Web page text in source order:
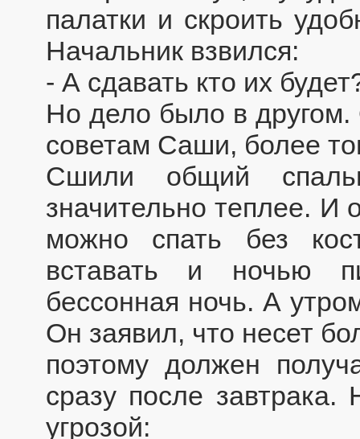
палатки и скроить
Начальник взвился:
- А сдавать кто их
Но дело было в
советам Саши, более
Сшили общий
значительно теплее.
можно спать без
вставать и ночью
бессонная ночь. А
Он заявил, что несет
поэтому должен
сразу после завтрака.
угрозой: